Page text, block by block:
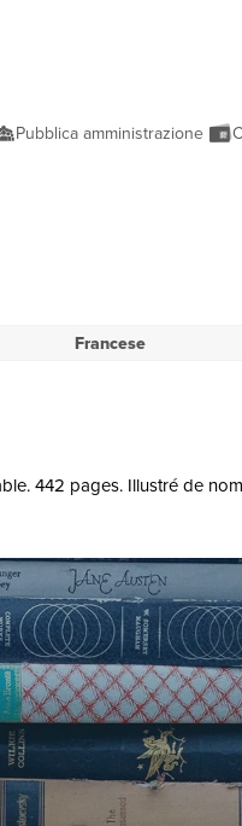
Pubblica amministrazione
Francese
442 pages. Illustré de